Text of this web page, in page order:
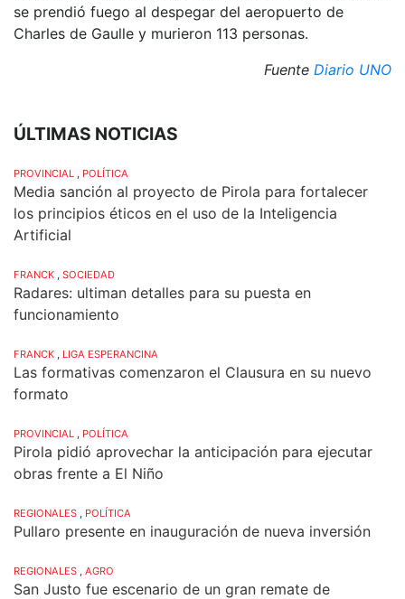
se prendió fuego al despegar del aeropuerto de
Charles de Gaulle y murieron 113 personas.
Fuente Diario UNO
ÚLTIMAS NOTICIAS
PROVINCIAL , POLÍTICA
Media sanción al proyecto de Pirola para fortalecer
los principios éticos en el uso de la Inteligencia
Artificial
FRANCK , SOCIEDAD
Radares: ultiman detalles para su puesta en
funcionamiento
FRANCK , LIGA ESPERANCINA
Las formativas comenzaron el Clausura en su nuevo
formato
PROVINCIAL , POLÍTICA
Pirola pidió aprovechar la anticipación para ejecutar
obras frente a El Niño
REGIONALES , POLÍTICA
Pullaro presente en inauguración de nueva inversión
REGIONALES , AGRO
San Justo fue escenario de un gran remate de